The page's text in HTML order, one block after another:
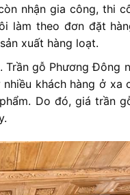
nhận gia công, thi
làm theo đơn đặt
xuất hàng loạt.
gỗ Phương Đông
khách hàng ở
Do đó, giá trần